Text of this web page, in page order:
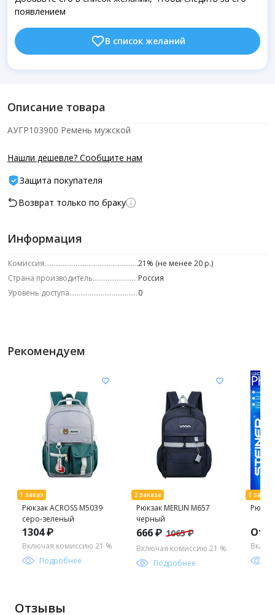
появлением
В список желаний
Описание товара
АУГР103900 Ремень мужской
Нашли дешевле? Сообщите нам
Защита покупателя
Возврат только по браку
Информация
Комиссия
21% (не менее 20 р.)
Страна производитель
Россия
Уровень доступа
0
Рекомендуем
Рюкзак ACROSS M5039
серо-зеленый
1304 ₽
Включая комиссию 21 %
Подробнее
Рюкзак MERLIN M657
черный
666 ₽ 1065 ₽
Включая комиссию 21 %
Подробнее
От
Отзывы